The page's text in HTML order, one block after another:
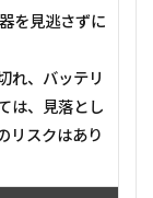
を見逃さずに
れ、バッテリ
は、見落とし
リスクはあり